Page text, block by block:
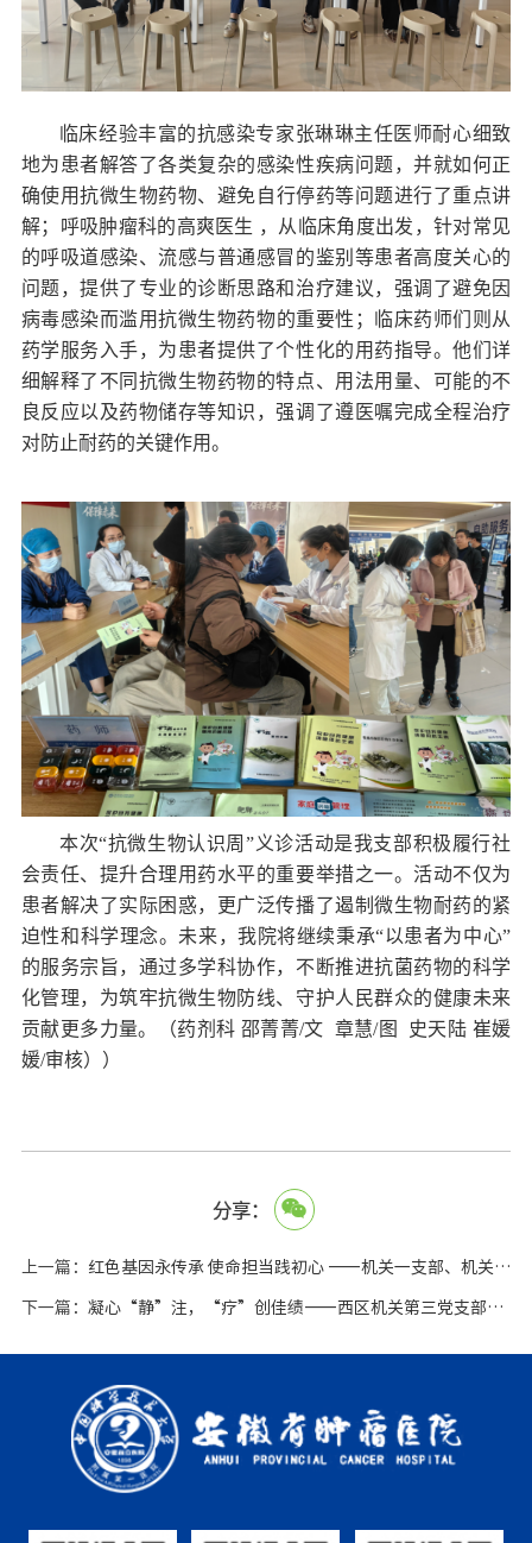
临床经验丰富的抗感染专家张琳琳主任医师耐心细致
地为患者解答了各类复杂的感染性疾病问题，并就如何正
确使用抗微生物药物、避免自行停药等问题进行了重点讲
解； 呼吸肿瘤科的高爽 医生 ，从临床角度出发，针对常见
的呼吸道感染、流感与普通感冒的鉴别等患者高度关心的
问题，提供了专业的诊断思路和治疗建议，强调了避免因
病毒感染而滥用抗微生物药物的重要性；临床药师们 则从
药学服务入手，为患者提供了个性化的用药指导。他们详
细解释了不同抗微生物药物的特点、用法用量、可能的不
良反应以及药物储存等知识，强调了遵医嘱完成全程治疗
对防止耐药的关键作用。
本次“抗微生物认识周”义诊活动是我支部积极履行社
会责任、提升合理用药水平的重要举措之一。活动不仅为
患者解决了实际困惑，更广泛传播了遏制微生物耐药的紧
迫性和科学理念。未来，我院将继续秉承“以患者为中心”
的服务宗旨，通过多学科协作，不断推进抗菌药物的科学
化管理，为筑牢抗微生物防线、守护人民群众的健康未来
贡献更多力量。
（药剂科 邵菁菁/文 章慧/图 史天陆 崔媛
媛/审核））
分享：
上一篇： 红色基因永传承 使命担当践初心 ——机关一支部、机关二支部、综合保障支部联合举办主题党建活动
下一篇： 凝心“静”注，“疗”创佳绩——西区机关第三党支部举办轮转护士静脉留置针输液技能竞赛